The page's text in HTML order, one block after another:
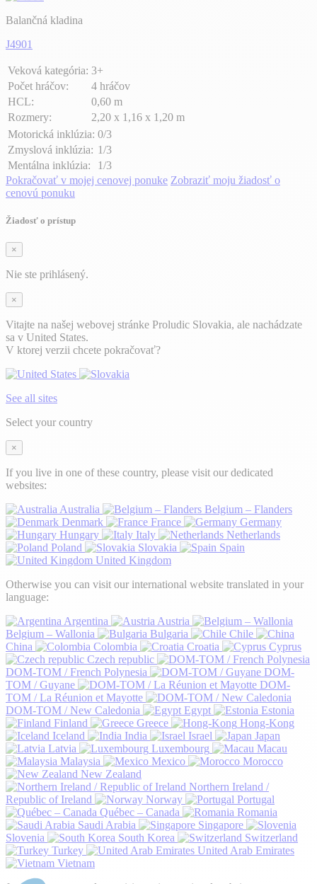
Balančná kladina
J4901
Veková kategória: 3+
Počet hráčov:
4 hráčov
HCL:
0,60 m
Rozmery:
2,20 x 1,16 x 1,20 m
Motorická inklúzia: 0/3
Zmyslová inklúzia: 1/3
Mentálna inklúzia:
1/3
Pokračovať v mojej cenovej ponuke Zobraziť moju žiadosť o
cenovú ponuku
Žiadosť o prístup
×
Nie ste prihlásený.
×
Vitajte na našej webovej stránke Proludic Slovakia, ale nachádzate
sa v United States.
V ktorej verzii chcete pokračovať?
See all sites
Select your country
×
If you live in one of these country, please visit our dedicated
websites:
Australia
Belgium – Flanders
Denmark
France
Germany
Hungary
Italy
Netherlands
Poland
Slovakia
Spain
United Kingdom
Otherwise you can visit our international website translated in your
language:
Argentina
Austria
Belgium – Wallonia
Bulgaria
Chile
China
Colombia Croatia
Cyprus
Czech republic
DOM-TOM / French Polynesia
DOM-
TOM / Guyane
DOM-
TOM / La Réunion et Mayotte
DOM-TOM / New Caledonia
Egypt
Estonia
Finland
Greece
Hong-Kong
Iceland
India Israel
Japan
Latvia
Luxembourg
Macau
Malaysia
Mexico
Morocco
New Zealand
Northern Ireland /
Republic of Ireland
Norway
Portugal
Québec – Canada
Romania
Saudi Arabia
Singapore
Slovenia
South Korea
Switzerland
Turkey
United Arab Emirates
Vietnam